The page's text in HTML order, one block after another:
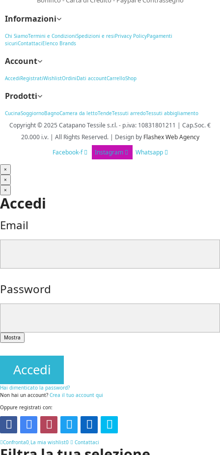
Informazioni
Chi SiamoTermini e CondizioniSpedizioni e resiPrivacy PolicyPagamenti
sicuriContattaciElenco Brands
Account
AccediRegistratiWishlistOrdiniDati accountCarrelloShop
Prodotti
CucinaSoggiornoBagnoCamera da lettoTendeTessuti arredoTessuti abbigliamento
Copyright © 2025 Catapano Tessile s.r.l.- p.iva: 10831801211 | Cap.Soc. €
20.000 i.v. | All Rights Reserved. | Designby Flashex Web Agency
Facebook-f
Instagram Whatsapp
×
×
×
Accedi
Email
Password
Mostra
Accedi
Hai dimenticato la password?
Non hai un account? Crea il tuo account qui
Oppure registrati con:
Confronta0 La mia wishlist0 Contattaci